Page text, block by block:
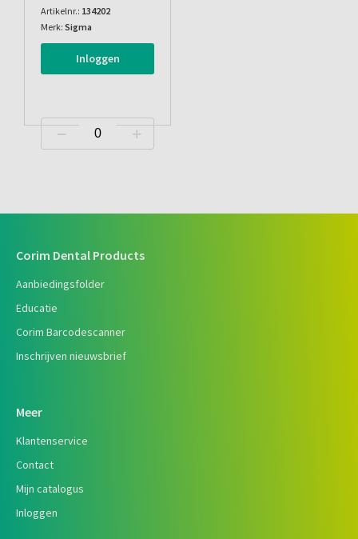
Artikelnr.: 134202
Merk: Sigma
Inloggen
Corim Dental Products
Aanbiedingsfolder
Educatie
Corim Barcodescanner
Inschrijven nieuwsbrief
Meer
Klantenservice
Contact
Mijn catalogus
Inloggen